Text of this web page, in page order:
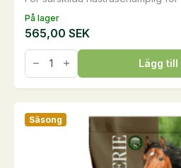
På lager
565,00 SEK
Hesta
Mix
Nordic
Müsli,
kg
mängd
Lägg till
Säsong